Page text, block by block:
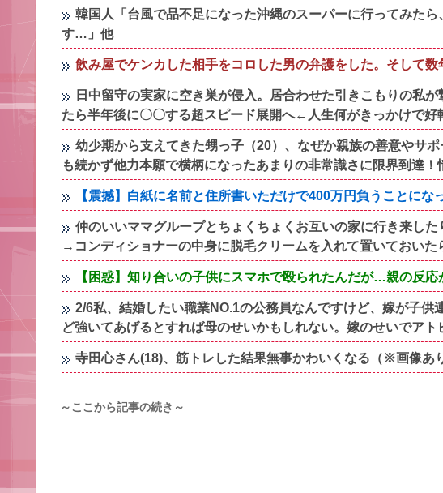
韓国人「台風で品不足になった沖縄のスーパーに行ってみた
す…」他
飲み屋でケンカした相手をコロした男の弁護をした。そして
日中留守の実家に空き巣が侵入。居合わせた引きこもりの私
たら半年後に〇〇する超スピード展開へ←人生何がきっかけで好
幼少期から支えてきた甥っ子（20）、なぜか親族の善意やサ
も続かず他力本願で横柄になったあまりの非常識さに限界到達
【震撼】白紙に名前と住所書いただけで400万円負うことにな
仲のいいママグループとちょくちょくお互いの家に行き来した
→コンディショナーの中身に脱毛クリームを入れて置いておいた
【困惑】知り合いの子供にスマホで殴られたんだが…親の反応
2/6私、結婚したい職業NO.1の公務員なんですけど、嫁が子供
ど強いてあげるとすれば母のせいかもしれない。嫁のせいでア
寺田心さん(18)、筋トレした結果無事かわいくなる（※画像あ
～ここから記事の続き～